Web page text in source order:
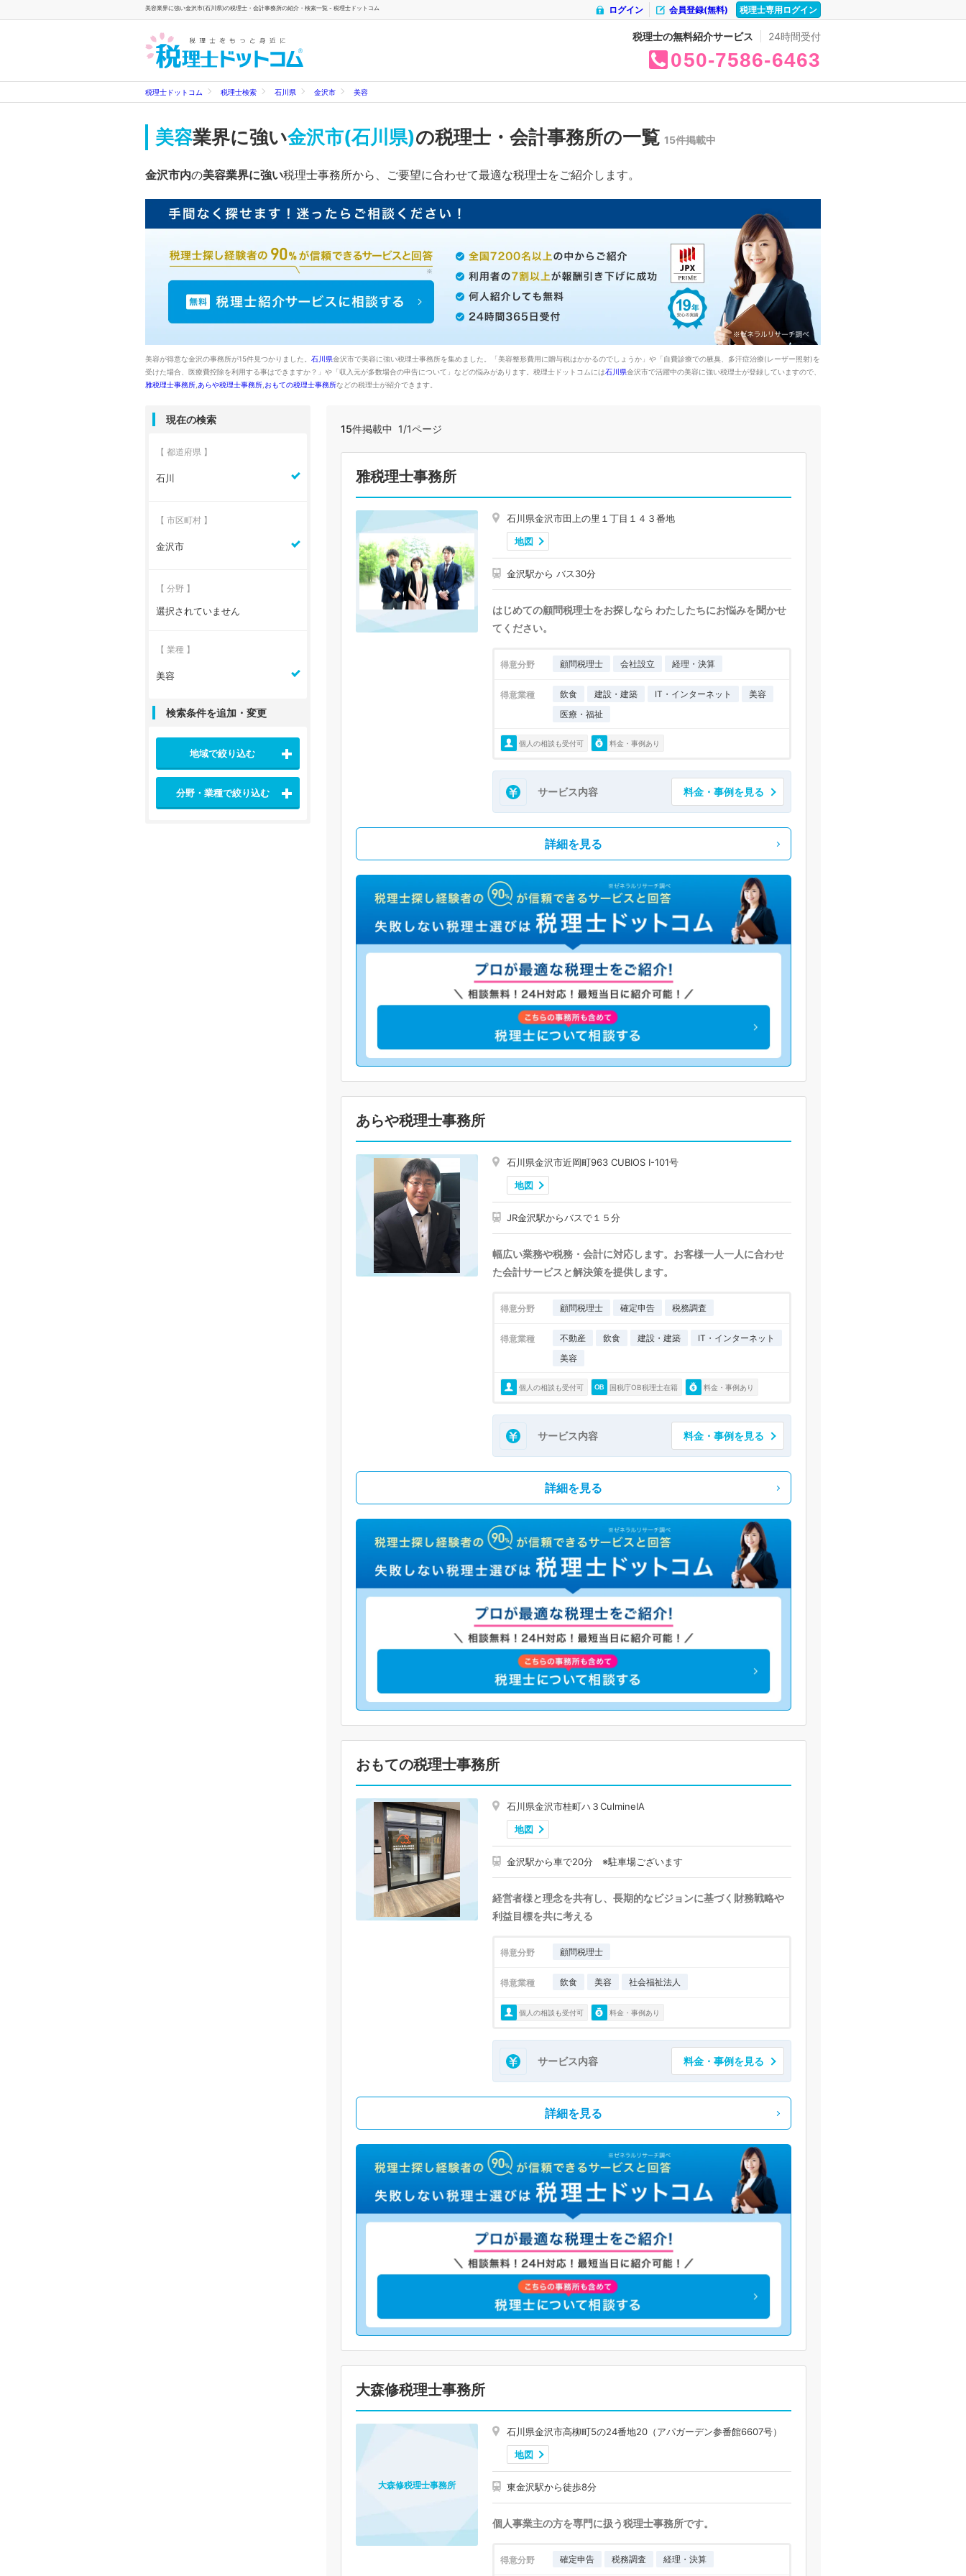
美容業界に強い金沢市(石川県)の税理士・会計事務所の紹介・検索一覧 - 税理士ドットコム 税理士専用ログイン
会員登録(無料)
ログイン
税理士の無料紹介サービス 24時間受付
050 7586 6463
税理士ドットコム 税理士検索 石川県 金沢市 美容
美容業界に強い金沢市(石川県)の税理士・会計事務所の一覧 15件掲載中
金沢市内の美容業界に強い税理士事務所から、ご要望に合わせて最適な税理士をご紹介します。
美容が得意な金沢の事務所が15件見つかりました。 石川県金沢市で美容に強い税理士事務所を集めました。「美容整形費用に贈与税はかかるのでしょうか」や「自費診療での腋臭、多汗症治療(レーザー照射)を
受けた場合、医療費控除を利用する事はできますか？」や「収入元が多数場合の申告について」などの悩みがあります。税理士ドットコムには石川県金沢市で活躍中の美容に強い税理士が登録していますので、
雅税理士事務所 あらや税理士事務所 おもての税理士事務所などの税理士が紹介できます。
15件掲載中 1/1ページ
雅税理士事務所
石川県金沢市田上の里１丁目１４３番地
地図
金沢駅から バス30分
はじめての顧問税理士をお探しなら わたしたちにお悩みを聞かせ
てください。
得意分野 顧問税理士 会社設立 経理・決算
得意業種 飲食 建設・建築 IT・インターネット
美容
医療・福祉
個人の相談も受付可 料金・事例あり
サービス内容 料金・事例を見る
詳細を見る
あらや税理士事務所
石川県金沢市近岡町963 CUBIOS I-101号
地図
JR金沢駅からバスで１５分
幅広い業務や税務・会計に対応します。お客様一人一人に合わせ
た会計サービスと解決策を提供します。
得意分野 顧問税理士 確定申告 税務調査
得意業種 不動産 飲食 建設・建築
IT・インターネット
美容
個人の相談も受付可 国税庁OB税理士在籍 料金・事例あり
サービス内容 料金・事例を見る
詳細を見る
おもての税理士事務所
石川県金沢市桂町ハ３CulmineⅠA
地図
金沢駅から車で20分 ※駐車場ございます
経営者様と理念を共有し、長期的なビジョンに基づく財務戦略や
利益目標を共に考える
得意分野 顧問税理士
得意業種 飲食 美容 社会福祉法人
個人の相談も受付可 料金・事例あり
サービス内容 料金・事例を見る
詳細を見る
大森修税理士事務所
石川県金沢市高柳町5の24番地20（アパガーデン参番館6607号）
地図
東金沢駅から徒歩8分
個人事業主の方を専門に扱う税理士事務所です。
得意分野 確定申告 税務調査 経理・決算
大森修税理士事務所
現在の検索
【 都道府県 】
石川
【 市区町村 】
金沢市
【 分野 】
選択されていません
【 業種 】
美容
検索条件を追加・変更
地域で絞り込む
分野・業種で絞り込む